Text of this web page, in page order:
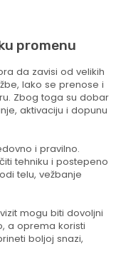
promenu
da zavisi od velikih
lako se prenose i
Zbog toga su dobar
aktivaciju i dopunu
i pravilno.
tehniku i postepeno
telu, vežbanje
mogu biti dovoljni
a oprema koristi
boljoj snazi,